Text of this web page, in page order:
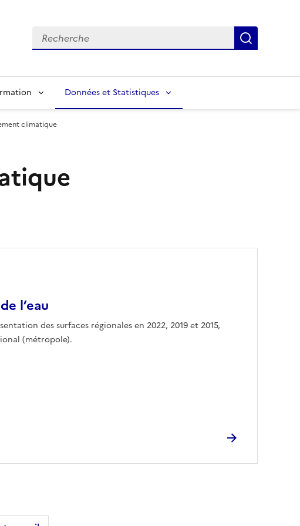
Recherche
Données et Statistiques
climatique
l’eau
des surfaces régionales en 2022, 2019 et 2015,
(métropole).